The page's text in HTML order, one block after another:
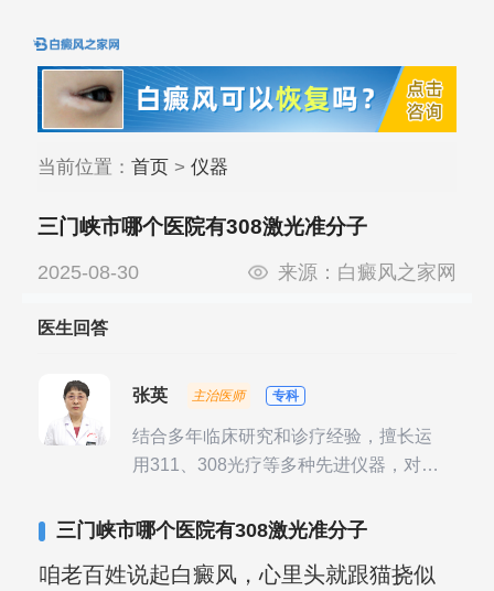
当前位置： 首页> 仪器
三门峡市哪个医院有308激光准分子
2025-08-30 来源： 白癜风之家网
医生回答
张英 主治医师 专科
结合多年临床研究和诊疗经验，擅长运
用311、308光疗等多种先进仪器，对不
其对女性银屑病、顽固性银屑病、全身
验。
三门峡市哪个医院有308激光准分子
咱老百姓说起白癜风，心里头就跟猫挠似